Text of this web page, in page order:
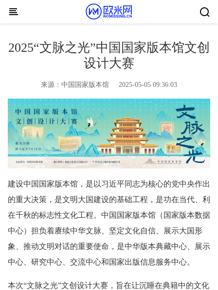
Skip to content
2025“文脉之光”中国国家版本馆文创
设计大赛
来源： 中国国家版本馆 2025-05-05 09:36:03
建设中国国家版本馆，是以习近平同志为核心的党中央作出
的重大决策，是文明大国建设的基础工程，是功在当代、利
在千秋的标志性文化工程。中国国家版本馆（国家版本数据
中心）担负着赓续中华文脉、坚定文化自信、展示大国形
象、推动文明对话的重要使命，是中华版本典藏中心、展示
中心、研究中心、交流中心和国家出版信息服务中心。
本次“文脉之光”文创设计大赛，旨在让沉睡在典籍中的文化